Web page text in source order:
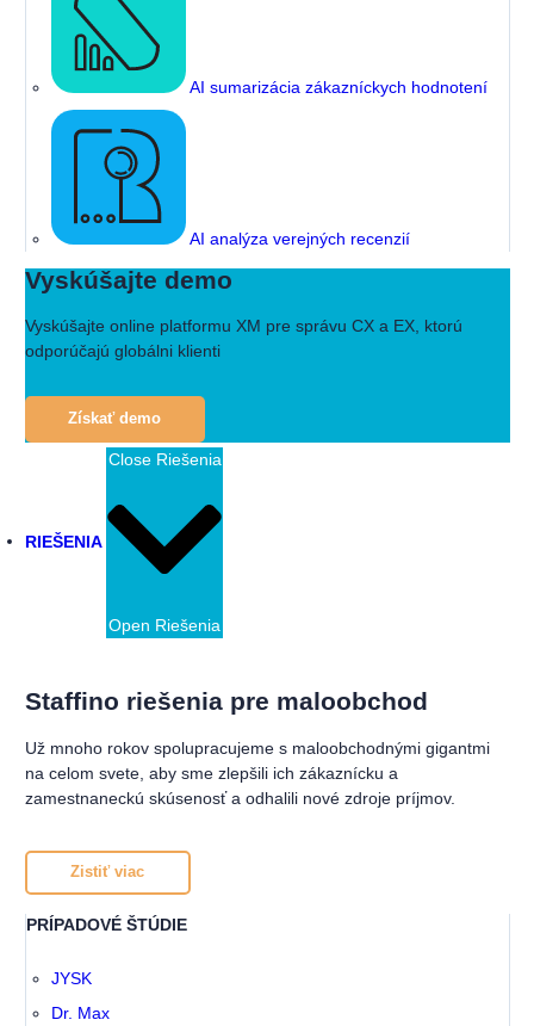
AI sumarizácia zákazníckych hodnotení
AI analýza verejných recenzií
Vyskúšajte demo
Vyskúšajte online platformu XM pre správu CX a EX, ktorú
odporúčajú globálni klienti
Získať demo
RIEŠENIA
Close Riešenia
Open Riešenia
Staffino riešenia pre maloobchod
Už mnoho rokov spolupracujeme s maloobchodnými gigantmi
na celom svete, aby sme zlepšili ich zákaznícku a
zamestnaneckú skúsenosť a odhalili nové zdroje príjmov.
Zistiť viac
PRÍPADOVÉ ŠTÚDIE
JYSK
Dr. Max